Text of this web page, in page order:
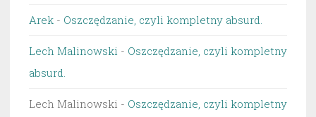
Arek - Oszczędzanie, czyli kompletny absurd.
Lech Malinowski - Oszczędzanie, czyli kompletny
absurd.
Lech Malinowski - Oszczędzanie, czyli kompletny